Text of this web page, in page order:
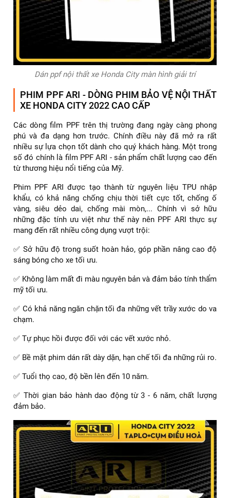
Dán ppf nội thất xe Honda City màn hình giải trí
PHIM PPF ARI - DÒNG PHIM BẢO VỆ NỘI THẤT
XE HONDA CITY 2022 CAO CẤP
Các dòng film PPF trên thị trường đang ngày càng phong
phú và đa dạng hơn trước. Chính điều này đã mở ra rất
nhiều sự lựa chọn tốt dành cho quý khách hàng. Một trong
số đó chính là film PPF ARI - sản phẩm chất lượng cao đến
từ thương hiệu nổi tiếng của Mỹ.
Phim PPF ARI được tạo thành từ nguyên liệu TPU nhập
khẩu, có khả năng chống chịu thời tiết cực tốt, chống ố
vàng, siêu dẻo dai, chống mài mòn,... Chính vì sở hữu
những đặc tính ưu việt như thế này nên PPF ARI thực sự
mang đến rất nhiều công dụng vượt trội:
✅ Sở hữu độ trong suốt hoàn hảo, góp phần nâng cao độ
sáng bóng cho xe tối ưu.
✅ Không làm mất đi màu nguyên bản và đảm bảo tính thẩm
mỹ tối ưu.
✅ Có khả năng ngăn chặn tối đa những vết trầy xước do va
chạm.
✅ Tự phục hồi được đối với các vết xước nhỏ.
✅ Bề mặt phim dán rất dày dặn, hạn chế tối đa những rủi ro.
✅ Tuổi thọ cao, độ bền lên đến 10 năm.
✅ Thời gian bảo hành dao động từ 3 - 6 năm, chất lượng
đảm bảo.